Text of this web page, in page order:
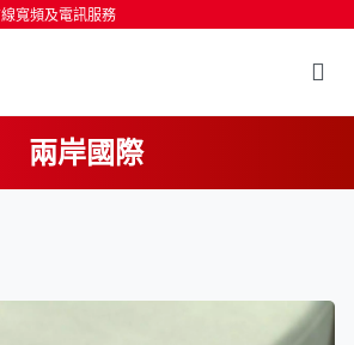
寬頻及電訊服務
兩岸國際